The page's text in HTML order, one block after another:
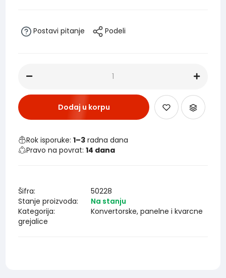
Postavi pitanje Podeli
Dodaj u korpu
Rok isporuke:1–3 radna dana
Pravo na povrat:14 dana
Šifra:
50228
Stanje proizvoda:
Na stanju
Kategorija:
Konvertorske, panelne i kvarcne
grejalice